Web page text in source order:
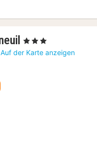
1
Nacht
, 3 Sterne
Auf der Karte anzeigen